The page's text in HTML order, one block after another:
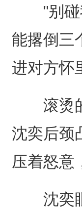
"别碰我
能撂倒三
进对方怀
滚烫的
沈奕后颈
压着怒意
沈奕眼